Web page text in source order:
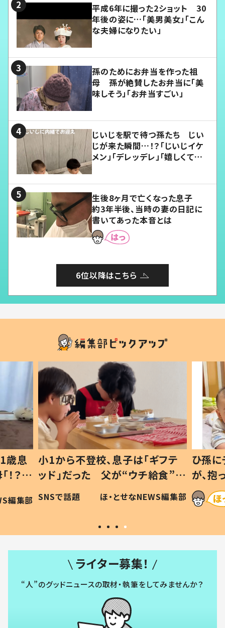
平成6年に撮った2ショット 30
年後の姿に…「美男美女」「こん
な夫婦になりたい」
孫のためにお弁当を作った祖
母 孫が絶賛したお弁当に「美
味しそう」「お弁当すごい」
じいじを駅で待つ孫たち じい
じが来た瞬間…！？「じいじイケ
メン」「デレッデレ」「嬉しくて可
生後8ヶ月で亡くなった息子
約3年半後、当時の妻の日記に
書いてあった本音とは
6位以降はこちら
歳息
？」
編集部
小1から不登校、息子は「ギフテ
ッド」だった 父が“ウチ給食”を
作り続ける理由とは #令和の親
#令和の子
SNSで話題 ほ・とせなNEWS編集部
ひ孫
が、
「涙が
い」
ライター募集！
“人”のグッドニュースの取材・執筆をしてみませんか？